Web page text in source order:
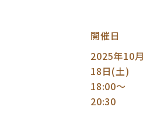
開催日
2025年10月
18日(土)
18:00～
20:30